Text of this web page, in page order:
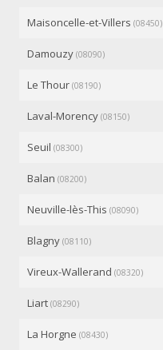
Maisoncelle-et-Villers (08450)
Damouzy (08090)
Le Thour (08190)
Laval-Morency (08150)
Seuil (08300)
Balan (08200)
Neuville-lès-This (08090)
Blagny (08110)
Vireux-Wallerand (08320)
Liart (08290)
La Horgne (08430)